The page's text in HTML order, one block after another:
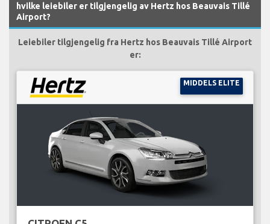
hvilke leiebiler er tilgjengelig av Hertz hos Beauvais Tillé
Airport?
Leiebiler tilgjengelig fra Hertz hos Beauvais Tillé Airport
er:
MIDDELS ELITE